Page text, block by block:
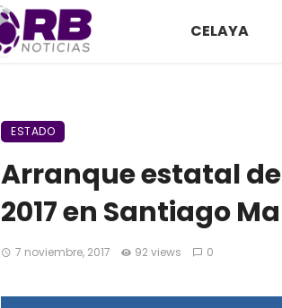
CELAYA
ESTADO
Arranque estatal
2017 en Santiago
7 noviembre, 2017 92 views 0